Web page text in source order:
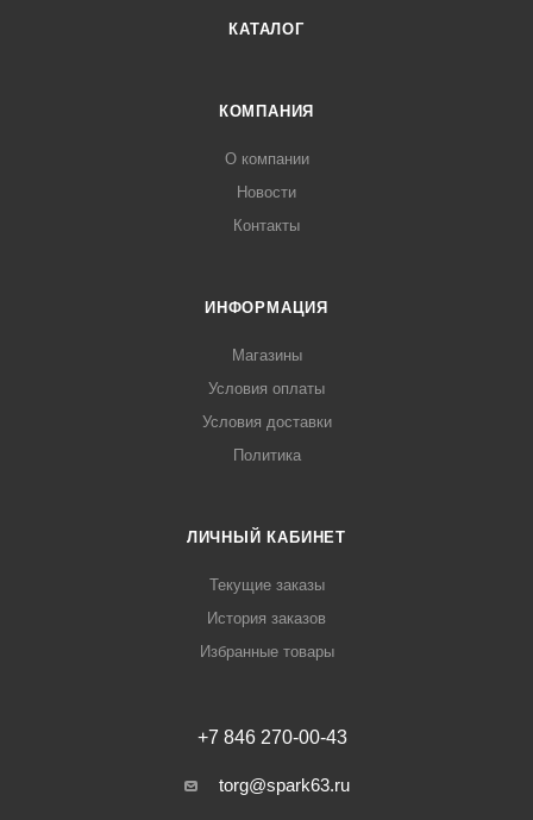
КАТАЛОГ
КОМПАНИЯ
О компании
Новости
Контакты
ИНФОРМАЦИЯ
Магазины
Условия оплаты
Условия доставки
Политика
ЛИЧНЫЙ КАБИНЕТ
Текущие заказы
История заказов
Избранные товары
+7 846 270-00-43
torg@spark63.ru